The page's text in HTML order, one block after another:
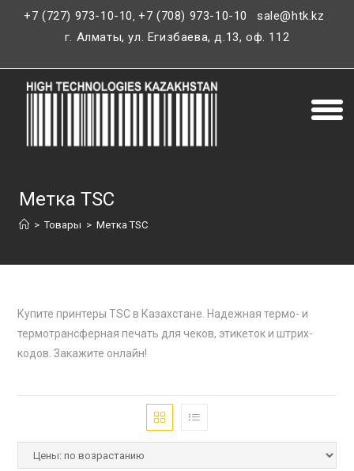
+7 (727) 973-10-10,+7 (708) 973-10-10
sale@htk.kz
г. Алматы, ул. Егизбаева, д.13, оф. 112
Метка TSC
> Товары > Метка TSC
Купите принтеры TSC в Казахстане. Надежная термо- и
термотрансферная печать для чеков, этикеток и штрих-
кодов. Закажите онлайн!